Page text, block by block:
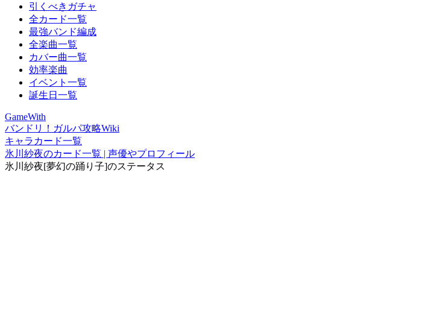
引くべきガチャ
全カード一覧
最強バンド編成
全楽曲一覧
カバー曲一覧
効率楽曲
イベント一覧
誕生日一覧
GameWith
バンドリ！ガルパ攻略Wiki
キャラカード一覧
氷川紗夜のカード一覧 | 声優やプロフィール
氷川紗夜[夢幻の踊り子]のステータス